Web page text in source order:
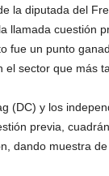
la diputada del
llamada cuestión
fue un punto
el sector que más
(DC) y los
previa,
dando muestra